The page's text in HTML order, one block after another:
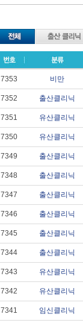
7353 비만
7352 출산클리닉
7351 유산클리닉
7350 유산클리닉
7349 출산클리닉
7348 출산클리닉
7347 출산클리닉
7346 출산클리닉
7345 출산클리닉
7344 출산클리닉
7343 유산클리닉
7342 유산클리닉
7341 임신클리닉